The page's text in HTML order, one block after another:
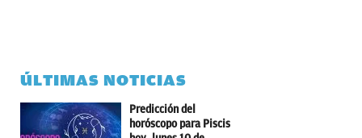
ÚLTIMAS NOTICIAS
Predicción del
horóscopo para Piscis